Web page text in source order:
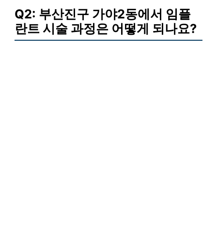
Q2: 부산진구 가야2동에서 임플
란트 시술 과정은 어떻게 되나요?